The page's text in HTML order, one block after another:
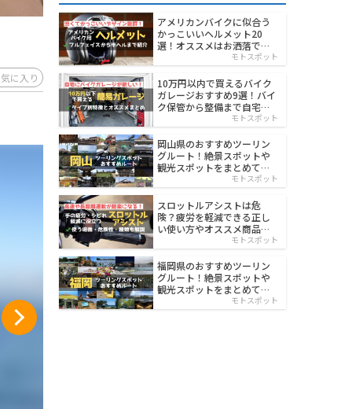
に入り
アメリカンバイクに似合う
かっこいいヘルメット20
選！オススメはお洒落でワ
モトスポット
10万円以内で買えるバイク
ガレージおすすめ9選！バイ
ク保管から整備まで自宅で
モトスポット
岡山県のおすすめツーリン
グルート！絶景スポットや
観光スポットをまとめて紹
モトスポット
スロットルアシストは危
険？疲労を軽減できる正し
い使い方やオススメ商品を
モトスポット
福岡県のおすすめツーリン
グルート！絶景スポットや
観光スポットをまとめて紹
モトスポット